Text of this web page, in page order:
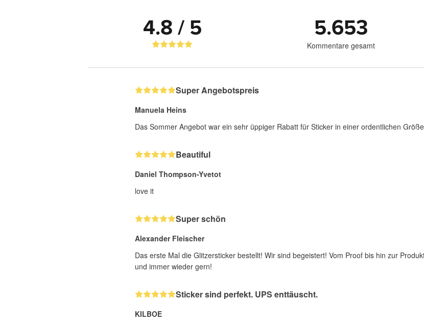
4.8 / 5 5.653
Kommentare gesamt
Super Angebotspreis
Manuela Heins
Das Sommer Angebot war ein sehr üppiger Rabatt für Sticker in einer ordentlichen
Beautiful
Daniel Thompson-Yvetot
love it
Super schön
Alexander Fleischer
Das erste Mal die Glitzersticker bestellt! Wir sind begeistert! Vom Proof bis hin zur
und immer wieder gern!
Sticker sind perfekt. UPS enttäuscht.
KILBOE